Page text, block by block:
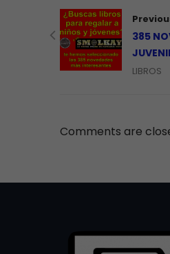
385
LIBROS
Comments are